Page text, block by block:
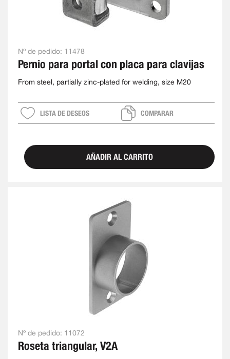
Nº de pedido: 11478
Pernio para portal con placa para clavijas
From steel, partially zinc-plated for welding, size M20
LISTA DE DESEOS COMPARAR
AÑADIR AL CARRITO
Nº de pedido: 11072
Roseta triangular, V2A